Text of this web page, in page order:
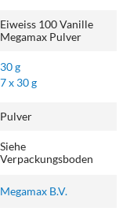
Eiweiss 100 Vanille
Megamax Pulver
30 g
7 x 30 g
Pulver
Siehe
Verpackungsboden
Megamax B.V.